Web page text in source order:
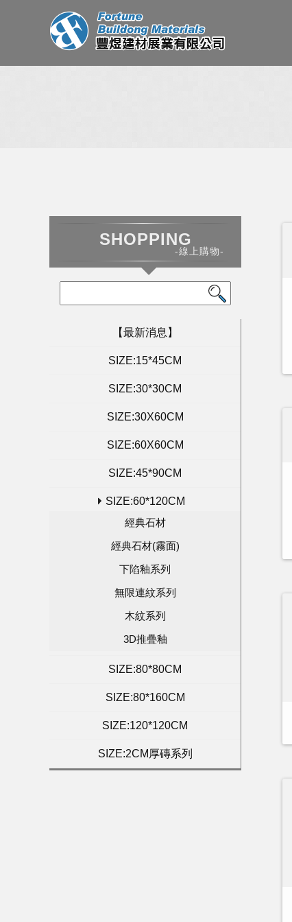
SHOPPING
-線上購物-
【最新消息】
SIZE:15*45CM
SIZE:30*30CM
SIZE:30X60CM
SIZE:60X60CM
SIZE:45*90CM
SIZE:60*120CM
經典石材
經典石材(霧面)
下陷釉系列
無限連紋系列
木紋系列
3D推疊釉
SIZE:80*80CM
SIZE:80*160CM
SIZE:120*120CM
SIZE:2CM厚磚系列